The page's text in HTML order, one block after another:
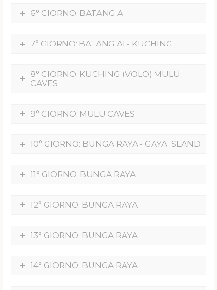
6° GIORNO: BATANG AI
7° GIORNO: BATANG AI - KUCHING
8° GIORNO: KUCHING (VOLO) MULU
CAVES
9° GIORNO: MULU CAVES
10° GIORNO: BUNGA RAYA - GAYA ISLAND
11° GIORNO: BUNGA RAYA
12° GIORNO: BUNGA RAYA
13° GIORNO: BUNGA RAYA
14° GIORNO: BUNGA RAYA